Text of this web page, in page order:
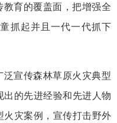
教育的覆盖面，把增强全
抓起并且一代一代抓下
泛宣传森林草原火灾典型
的先进经验和先进人物
灾案例，宣传打击野外